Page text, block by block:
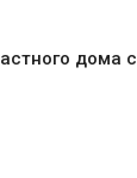
дома с